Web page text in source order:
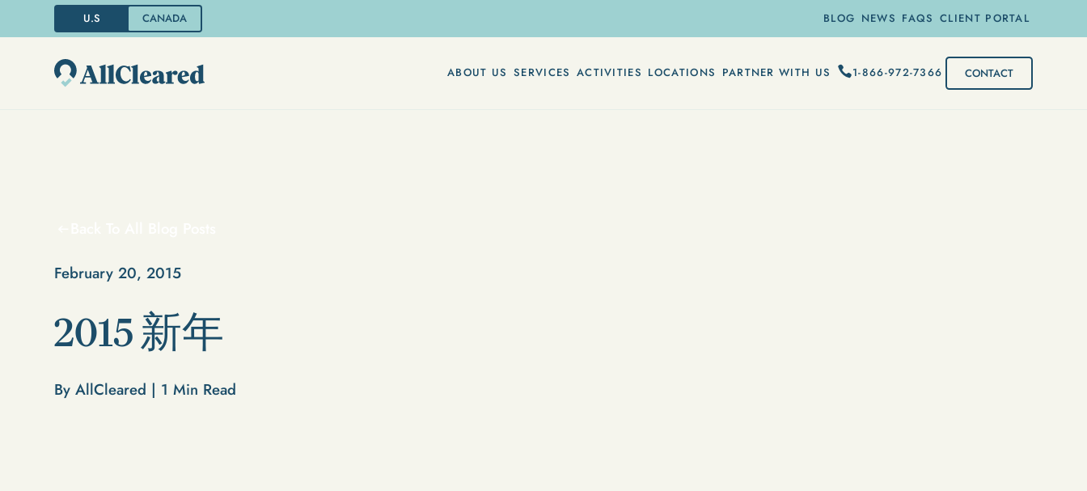
U.S CANADA BLOG NEWS FAQS CLIENT PORTAL
ABOUT US SERVICES ACTIVITIES LOCATIONS PARTNER WITH US 1-866-972-7366 CONTACT
February 20, 2015
2015 新年
By AllCleared | 1 Min Read